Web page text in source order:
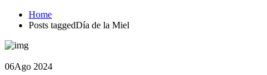
Home
Posts taggedDía de la Miel
06Ago 2024